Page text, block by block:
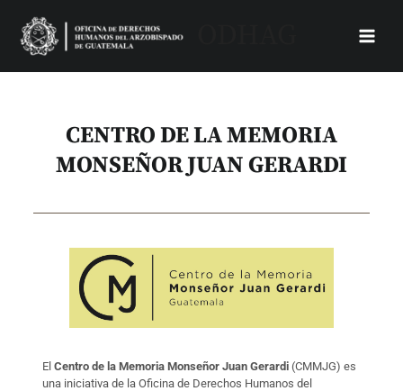
content
Menu
CENTRO DE LA MEMORIA
MONSEÑOR JUAN GERARDI
El Centro de la Memoria Monseñor Juan Gerardi(CMMJG) es
una iniciativa de la Oficina de Derechos Humanos del